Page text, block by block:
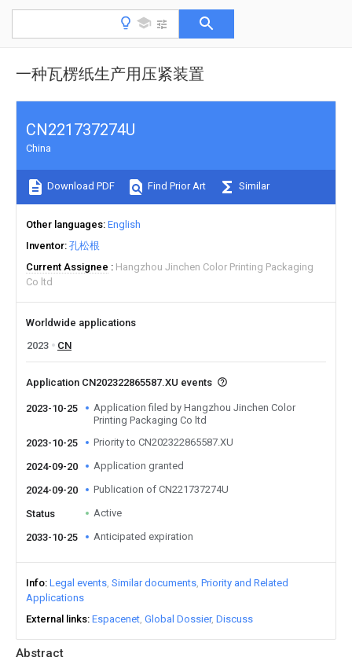
一种瓦楞纸生产用压紧装置
Abstract
CN221737274U
China
Download PDF Find Prior Art Similar
Other languages English
Inventor 孔松根
Current Assignee
Hangzhou Jinchen Color Printing Packaging
Co ltd
Worldwide applications
2023
CN
Application CN202322865587.XU events
2023-10-25
Application filed by Hangzhou Jinchen Color
Printing Packaging Co ltd
2023-10-25
Priority to CN202322865587.XU
2024-09-20 Application granted
2024-09-20 Publication of CN221737274U
Status Active
2033-10-25 Anticipated expiration
Info Legal events Similar documents Priority and Related
Applications
External links Espacenet Global Dossier Discuss